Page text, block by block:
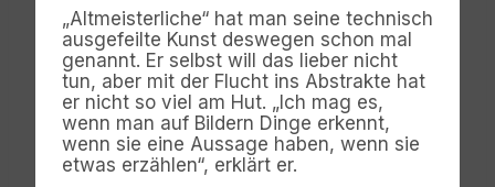
„Altmeisterliche“ hat man seine technisch
ausgefeilte Kunst deswegen schon mal
genannt. Er selbst will das lieber nicht
tun, aber mit der Flucht ins Abstrakte hat
er nicht so viel am Hut. „Ich mag es,
wenn man auf Bildern Dinge erkennt,
wenn sie eine Aussage haben, wenn sie
etwas erzählen“, erklärt er.